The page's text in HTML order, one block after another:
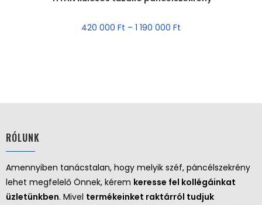
420 000 Ft – 1 190 000 Ft
RÓLUNK
Amennyiben tanácstalan, hogy melyik széf, páncélszekrény
lehet megfelelő Önnek, kérem keresse fel kollégáinkat
üzletünkben. Mivel termékeinket raktárról tudjuk